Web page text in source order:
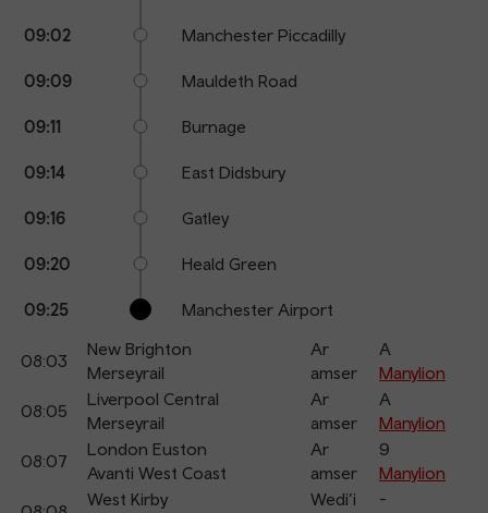
09:02 Manchester Piccadilly
09:09 Mauldeth Road
09:11 Burnage
09:14 East Didsbury
09:16 Gatley
09:20 Heald Green
09:25 Manchester Airport
08:03
New Brighton
Merseyrail
Ar
amser
A
Manylion
08:05
Liverpool Central
Merseyrail
Ar
amser
A
Manylion
08:07
London Euston
Avanti West Coast
Ar
amser
9
Manylion
West Kirby Wedi’i -